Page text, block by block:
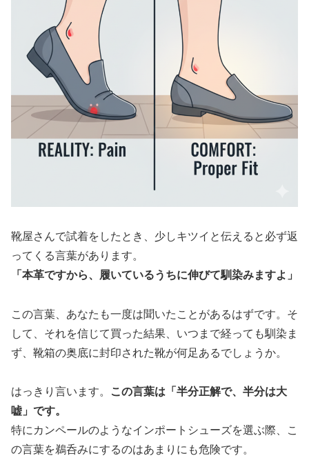
靴屋さんで試着をしたとき、少しキツイと伝えると必ず返
ってくる言葉があります。
「本革ですから、履いているうちに伸びて馴染みますよ」
この言葉、あなたも一度は聞いたことがあるはずです。そ
して、それを信じて買った結果、いつまで経っても馴染ま
ず、靴箱の奥底に封印された靴が何足あるでしょうか。
はっきり言います。
この言葉は「半分正解で、半分は大
嘘」です。
特にカンペールのようなインポートシューズを選ぶ際、こ
の言葉を鵜呑みにするのはあまりにも危険です。